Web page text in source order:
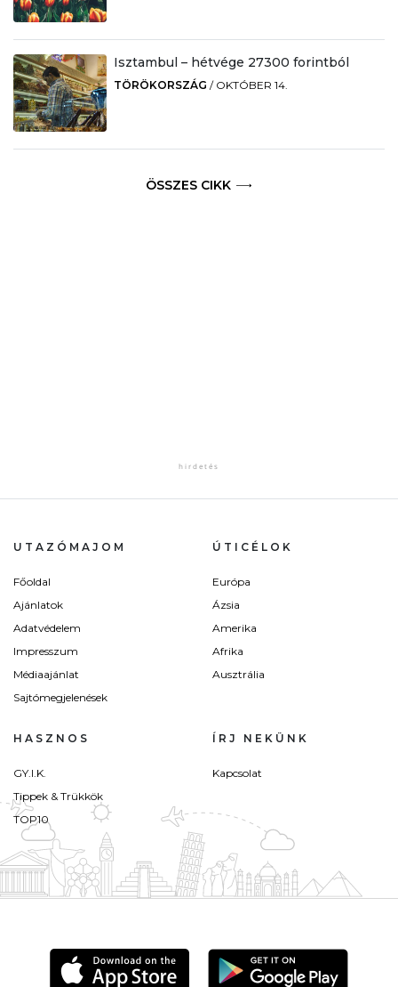
Isztambul – hétvége 27300 forintból
TÖRÖKORSZÁG / OKTÓBER 14.
ÖSSZES CIKK
UTAZÓMAJOM
Főoldal
Ajánlatok
Adatvédelem
Impresszum
Médiaajánlat
Sajtómegjelenések
ÚTICÉLOK
Európa
Ázsia
Amerika
Afrika
Ausztrália
HASZNOS
GY.I.K.
Tippek & Trükkök
TOP10
ÍRJ NEKÜNK
Kapcsolat